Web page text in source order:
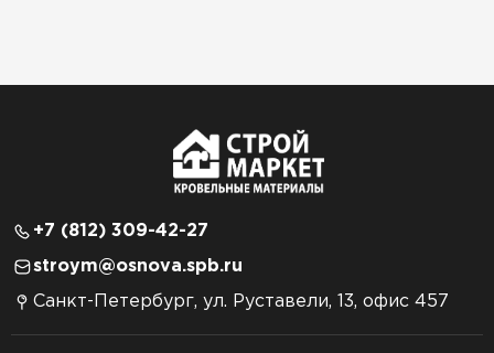
+7 (812) 309-42-27
stroym@osnova.spb.ru
Санкт-Петербург, ул. Руставели, 13, офис 457